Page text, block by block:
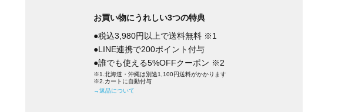
お買い物にうれしい3つの特典
●税込3,980円以上で送料無料 ※1
●LINE連携で200ポイント付与
●誰でも使える5%OFFクーポン ※2
※1.北海道・沖縄は別途1,100円送料がかかります
※2.カートに自動付与
→返品について